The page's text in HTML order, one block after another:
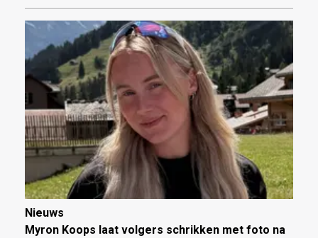
Nieuws
Myron Koops laat volgers schrikken met foto na